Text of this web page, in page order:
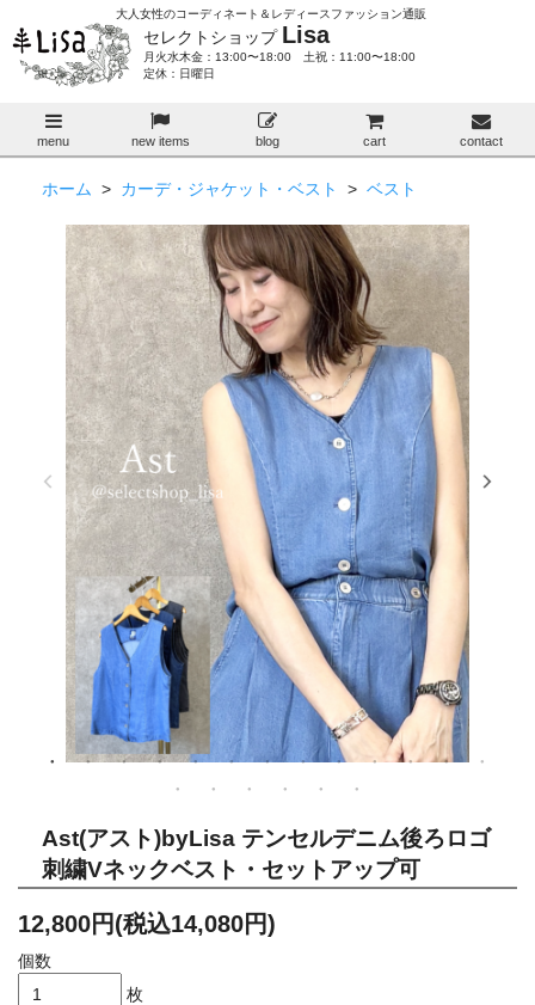
大人女性のコーディネート＆レディースファッション通販
セレクトショップ Lisa
月火水木金：13:00〜18:00 土祝：11:00〜18:00
定休：日曜日
menu new items blog cart contact
ホーム > カーデ・ジャケット・ベスト > ベスト
Ast(アスト)byLisa テンセルデニム後ろロゴ
刺繍Vネックベスト・セットアップ可
12,800円(税込14,080円)
個数
枚